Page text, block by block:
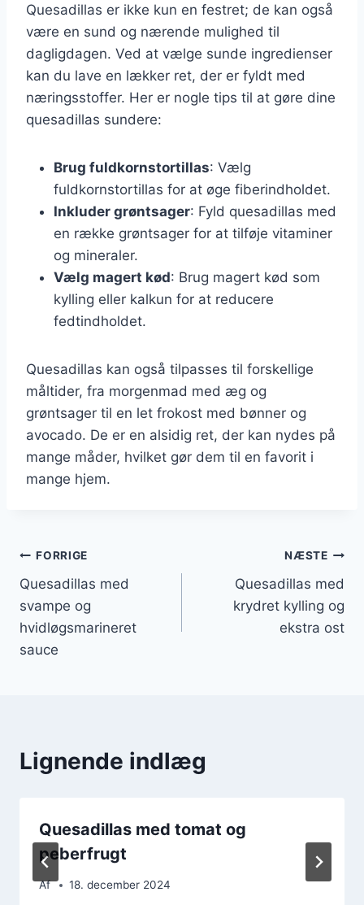
Quesadillas er ikke kun en festret; de kan også
være en sund og nærende mulighed til
dagligdagen. Ved at vælge sunde ingredienser
kan du lave en lækker ret, der er fyldt med
næringsstoffer. Her er nogle tips til at gøre dine
quesadillas sundere:
Brug fuldkornstortillas: Vælg
fuldkornstortillas for at øge fiberindholdet.
Inkluder grøntsager: Fyld quesadillas med
en række grøntsager for at tilføje vitaminer
og mineraler.
Vælg magert kød: Brug magert kød som
kylling eller kalkun for at reducere
fedtindholdet.
Quesadillas kan også tilpasses til forskellige
måltider, fra morgenmad med æg og
grøntsager til en let frokost med bønner og
avocado. De er en alsidig ret, der kan nydes på
mange måder, hvilket gør dem til en favorit i
mange hjem.
Indlægsnavigation
FORRIGE
Quesadillas med
svampe og
hvidløgsmarineret
sauce
NÆSTE
Quesadillas med
krydret kylling og
ekstra ost
Lignende indlæg
Quesadillas med tomat og
peberfrugt
Af 18. december 2024